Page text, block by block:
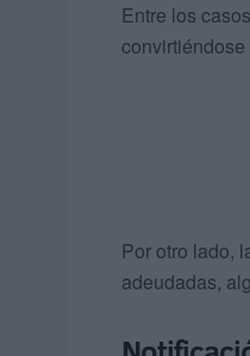
Entre los
Por otro lado,
adeudadas,